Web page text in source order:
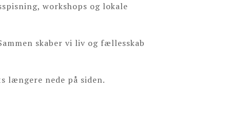
workshops og lokale
skaber vi liv og fællesskab
længere nede på siden.